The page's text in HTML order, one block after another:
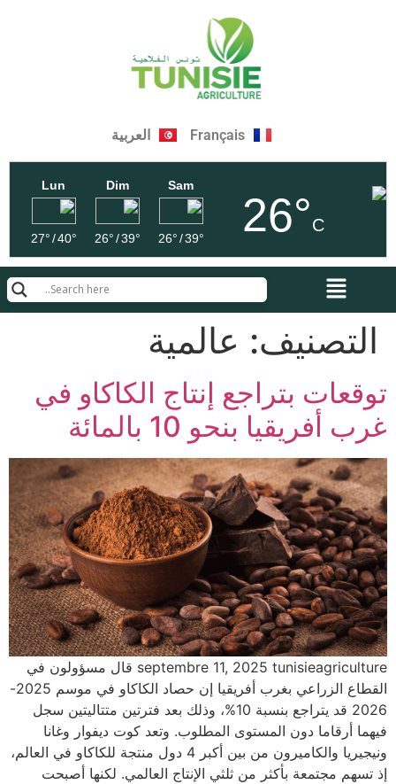
Français العربية
26°C
Sam
39°
/
26°
Dim
39°
/
26°
Lun
40°
/
27°
التصنيف: عالمية
توقعات بتراجع إنتاج الكاكاو في
غرب أفريقيا بنحو 10 بالمائة
septembre 11, 2025 tunisieagriculture قال مسؤولون في
القطاع الزراعي بغرب أفريقيا إن حصاد الكاكاو في موسم 2025-
2026 قد يتراجع بنسبة 10%، وذلك بعد فترتين متتاليتين سجل
فيهما أرقاما دون المستوى المطلوب. وتعد كوت ديفوار وغانا
ونيجيريا والكاميرون من بين أكبر 4 دول منتجة للكاكاو في العالم،
إذ تسهم مجتمعة بأكثر من ثلثي الإنتاج العالمي. لكنها أصبحت